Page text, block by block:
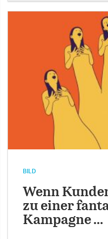
BILD
Wenn
zu einer
Kampagne …